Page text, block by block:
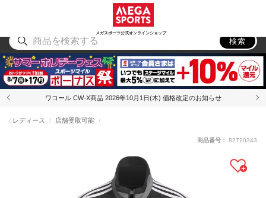
メガスポーツ公式オンラインショップ
アウトドア
検索
ワコール CW-X商品 2026年10月1日(木) 価格改定のお知らせ
レディース 店舗受取可能
商品番号： 82720343